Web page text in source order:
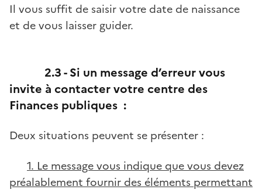
Il vous suffit de saisir votre date de naissance
et de vous laisser guider.
2.3 - Si un message d’erreur vous
invite à contacter votre centre des
Finances publiques :
Deux situations peuvent se présenter :
1. Le message vous indique que vous devez
préalablement fournir des éléments permettant